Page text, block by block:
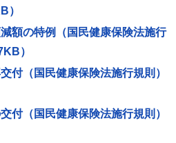
）
額の特例（国民健康保険法施行
）
付（国民健康保険法施行規則）
付（国民健康保険法施行規則）